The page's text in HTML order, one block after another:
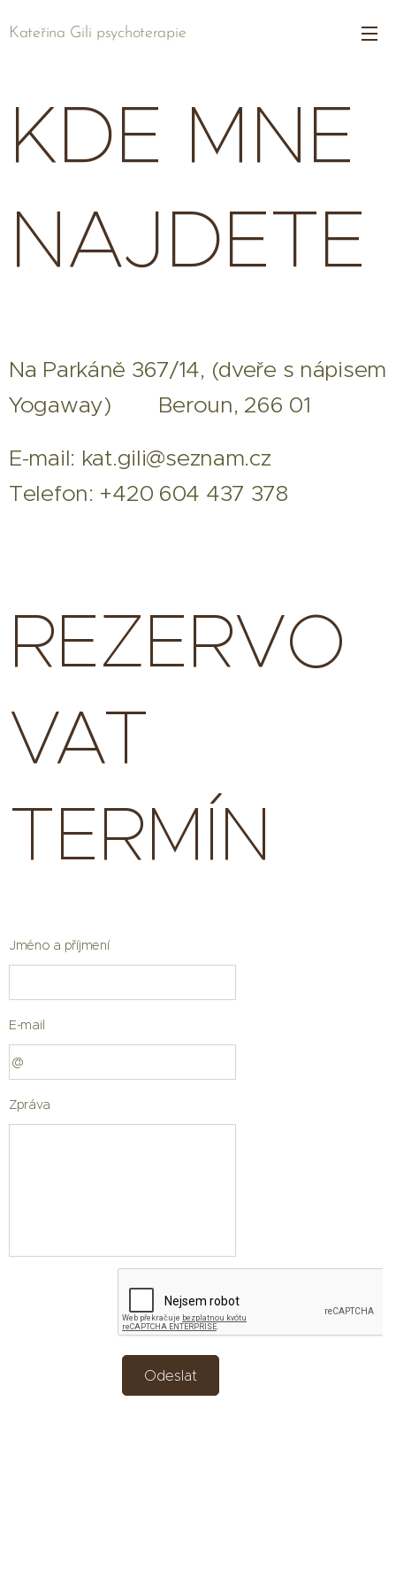
Kateřina Gili psychoterapie
KDE MNE
NAJDETE
Na Parkáně 367/14, (dveře s nápisem
Yogaway) Beroun, 266 01
E-mail: kat.gili@seznam.cz
Telefon: +420 604 437 378
REZERVO
VAT
TERMÍN
Jméno a příjmení
E-mail
Zpráva
Odeslat